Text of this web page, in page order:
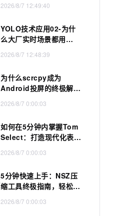
2026/8/7 12:49:40
YOLO技术应用02-为什
么大厂实时场景都用
比 YOLO 慢 10 倍？两
算瓶颈全解析
2026/8/7 12:48:39
为什么scrcpy成为
Android投屏的终极解决
2026/8/7 0:00:03
如何在5分钟内掌握Tom
Select：打造现代化表单
2026/8/7 0:00:03
5分钟快速上手：NSZ压
缩工具终极指南，轻松管
2026/8/7 0:00:03